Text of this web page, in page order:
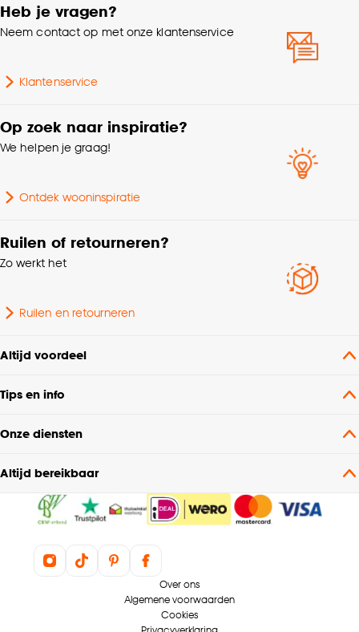
Heb je vragen?
Neem contact op met onze klantenservice
Klantenservice
Op zoek naar inspiratie?
We helpen je graag!
Ontdek wooninspiratie
Ruilen of retourneren?
Zo werkt het
Ruilen en retourneren
Altijd voordeel
Tips en info
Onze diensten
Altijd bereikbaar
Over ons
Algemene voorwaarden
Cookies